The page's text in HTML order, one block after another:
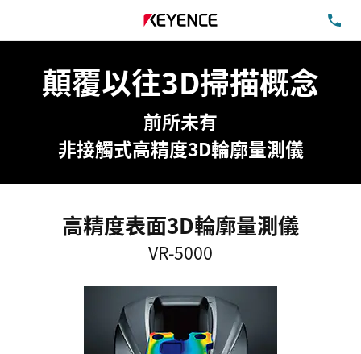
顛覆以往3D掃描概念
前所未有
非接觸式高精度3D輪廓量測儀
高精度表面3D輪廓量測儀
VR-5000